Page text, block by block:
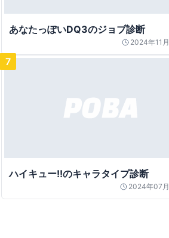
あなたっぽいDQ3のジョブ診断
2024年11月
7
ハイキュー!!のキャラタイプ診断
2024年07月